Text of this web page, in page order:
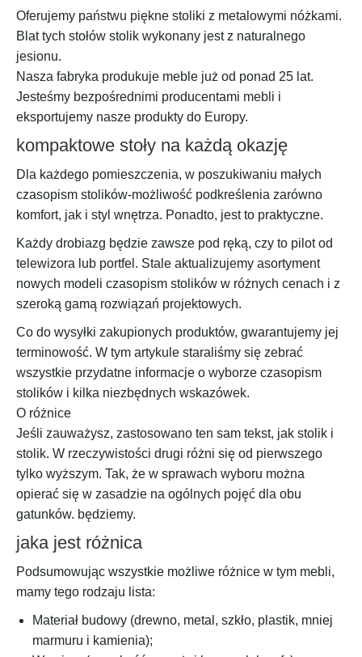
Oferujemy państwu piękne stoliki z metalowymi nóżkami.
Blat tych stołów stolik wykonany jest z naturalnego
jesionu.
Nasza fabryka produkuje meble już od ponad 25 lat.
Jesteśmy bezpośrednimi producentami mebli i
eksportujemy nasze produkty do Europy.
kompaktowe stoły na każdą okazję
Dla każdego pomieszczenia, w poszukiwaniu małych
czasopism stolików-możliwość podkreślenia zarówno
komfort, jak i styl wnętrza. Ponadto, jest to praktyczne.
Każdy drobiazg będzie zawsze pod ręką, czy to pilot od
telewizora lub portfel. Stale aktualizujemy asortyment
nowych modeli czasopism stolików w różnych cenach i z
szeroką gamą rozwiązań projektowych.
Co do wysyłki zakupionych produktów, gwarantujemy jej
terminowość. W tym artykule staraliśmy się zebrać
wszystkie przydatne informacje o wyborze czasopism
stolików i kilka niezbędnych wskazówek.
O różnice
Jeśli zauważysz, zastosowano ten sam tekst, jak stolik i
stolik. W rzeczywistości drugi różni się od pierwszego
tylko wyższym. Tak, że w sprawach wyboru można
opierać się w zasadzie na ogólnych pojęć dla obu
gatunków. będziemy.
jaka jest różnica
Podsumowując wszystkie możliwe różnice w tym mebli,
mamy tego rodzaju lista:
Materiał budowy (drewno, metal, szkło, plastik, mniej
marmuru i kamienia);